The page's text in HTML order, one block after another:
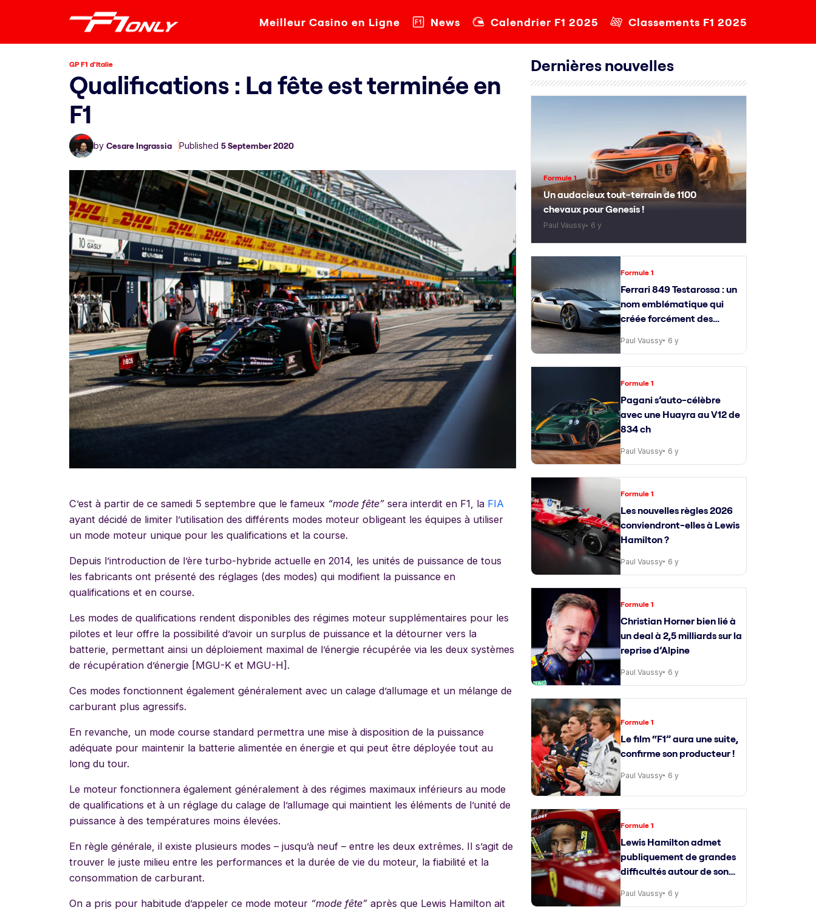
Meilleur Casino en Ligne News Calendrier F1 2025 Classements F1 2025
GP F1 d'Italie
Qualifications : La fête est terminée en
F1
by Cesare Ingrassia Published 5 September 2020
C’est à partir de ce samedi 5 septembre que le fameux “mode fête” sera interdit en F1, la FIA
ayant décidé de limiter l’utilisation des différents modes moteur obligeant les équipes à utiliser
un mode moteur unique pour les qualifications et la course.
Depuis l’introduction de l’ère turbo-hybride actuelle en 2014, les unités de puissance de tous
les fabricants ont présenté des réglages (des modes) qui modifient la puissance en
qualifications et en course.
Les modes de qualifications rendent disponibles des régimes moteur supplémentaires pour les
pilotes et leur offre la possibilité d’avoir un surplus de puissance et la détourner vers la
batterie, permettant ainsi un déploiement maximal de l’énergie récupérée via les deux systèmes
de récupération d’énergie [MGU-K et MGU-H].
Ces modes fonctionnent également généralement avec un calage d’allumage et un mélange de
carburant plus agressifs.
En revanche, un mode course standard permettra une mise à disposition de la puissance
adéquate pour maintenir la batterie alimentée en énergie et qui peut être déployée tout au
long du tour.
Le moteur fonctionnera également généralement à des régimes maximaux inférieurs au mode
de qualifications et à un réglage du calage de l’allumage qui maintient les éléments de l’unité de
puissance à des températures moins élevées.
En règle générale, il existe plusieurs modes – jusqu’à neuf – entre les deux extrêmes. Il s’agit de
trouver le juste milieu entre les performances et la durée de vie du moteur, la fiabilité et la
consommation de carburant.
On a pris pour habitude d’appeler ce mode moteur “mode fête” après que Lewis Hamilton ait
Dernières nouvelles
Formule 1
Un audacieux tout-terrain de 1100
chevaux pour Genesis !
Paul Vaussy 6 y
Formule 1
Ferrari 849 Testarossa : un
nom emblématique qui
créée forcément des
attentes
Paul Vaussy 6 y
Formule 1
Pagani s’auto-célèbre
avec une Huayra au V12 de
834 ch
Paul Vaussy 6 y
Formule 1
Les nouvelles règles 2026
conviendront-elles à Lewis
Hamilton ?
Paul Vaussy 6 y
Formule 1
Christian Horner bien lié à
un deal à 2,5 milliards sur la
reprise d’Alpine
Paul Vaussy 6 y
Formule 1
Le film “F1” aura une suite,
confirme son producteur !
Paul Vaussy 6 y
Formule 1
Lewis Hamilton admet
publiquement de grandes
difficultés autour de son
ingénieur de course
Paul Vaussy 6 y